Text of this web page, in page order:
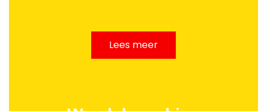
Lees meer